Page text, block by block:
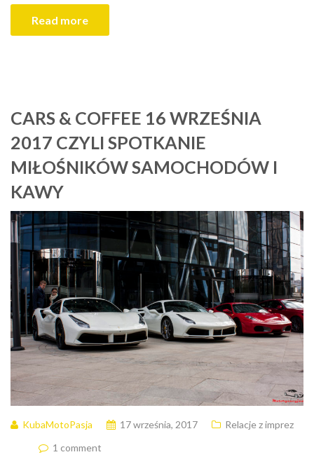
Read more
CARS & COFFEE 16 WRZEŚNIA
2017 CZYLI SPOTKANIE
MIŁOŚNIKÓW SAMOCHODÓW I
KAWY
KubaMotoPasja 17 września, 2017
Relacje z imprez
1 comment